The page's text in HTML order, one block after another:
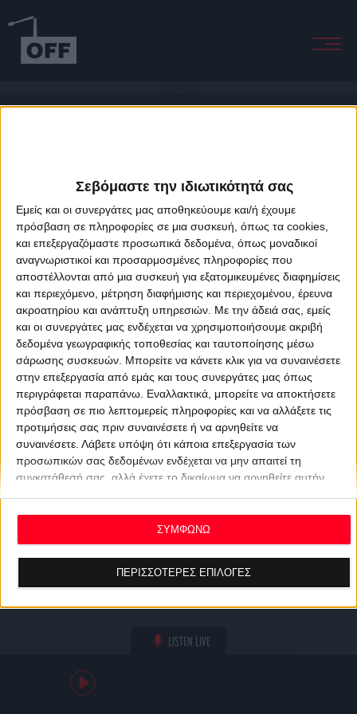
Σεβόμαστε την ιδιωτικότητά σας
Εμείς και οι συνεργάτες μας αποθηκεύουμε και/ή έχουμε
πρόσβαση σε πληροφορίες σε μια συσκευή, όπως τα cookies,
και επεξεργαζόμαστε προσωπικά δεδομένα, όπως μοναδικοί
αναγνωριστικοί και προσαρμοσμένες πληροφορίες που
αποστέλλονται από μια συσκευή για εξατομικευμένες διαφημίσεις
και περιεχόμενο, μέτρηση διαφήμισης και περιεχομένου, έρευνα
ακροατηρίου και ανάπτυξη υπηρεσιών. Με την άδειά σας, εμείς
και οι συνεργάτες μας ενδέχεται να χρησιμοποιήσουμε ακριβή
δεδομένα γεωγραφικής τοποθεσίας και ταυτοποίησης μέσω
σάρωσης συσκευών. Μπορείτε να κάνετε κλικ για να συναινέσετε
στην επεξεργασία από εμάς και τους συνεργάτες μας όπως
περιγράφεται παραπάνω. Εναλλακτικά, μπορείτε να αποκτήσετε
πρόσβαση σε πιο λεπτομερείς πληροφορίες και να αλλάξετε τις
προτιμήσεις σας πριν συναινέσετε ή να αρνηθείτε να
συναινέσετε. Λάβετε υπόψη ότι κάποια επεξεργασία των
προσωπικών σας δεδομένων ενδέχεται να μην απαιτεί τη
συγκατάθεσή σας, αλλά έχετε το δικαίωμα να αρνηθείτε αυτήν
ανακαλέσετε τη συγκατάθεσή σας ανά πάσα στιγμή
επιστρέφοντας σε αυτόν τον ιστότοπο και κάνοντας κλικ στο
κουμπί "Απορρήτου" στο κάτω μέρος της ιστοσελίδας.
ΠΕΡΙΣΣΟΤΕΡΕΣ ΕΠΙΛΟΓΕΣ
ΣΥΜΦΩΝΩ
LISTEN LIVE
About Offradio Business Class Terms & Conditions
Privacy Policy
Designed & developed byporcupine colors&Fotis Alexandrou